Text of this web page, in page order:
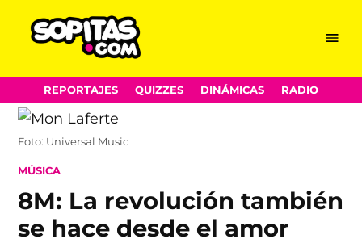
Skip
to
content
Menu
REPORTAJES QUIZZES DINÁMICAS RADIO
Foto: Universal Music
POSTED
MÚSICA
8M: La revolución también
se hace desde el amor